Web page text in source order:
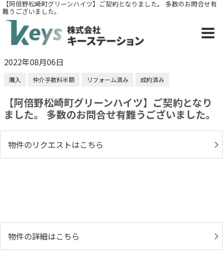
【阿倍野松崎町グリーンハイツ】ご契約となりました。 多数のお問合せ有
難うございました。
2022年08月06日
購入 仲介手数料半額 リフォーム済み 成約済み
【阿倍野松崎町グリーンハイツ】ご契約となり
ました。 多数のお問合せ有難うございました。
物件のリクエストはこちら
物件の詳細はこちら